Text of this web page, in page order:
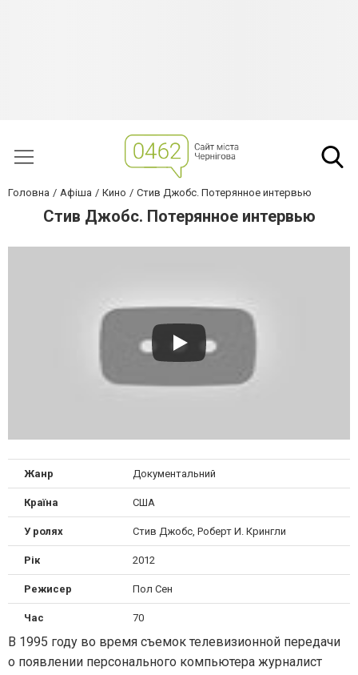
Головна Афіша Кино Стив Джобс. Потерянное интервью
Стив Джобс. Потерянное интервью
Жанр Документальний
Країна США
У ролях Стив Джобс, Роберт И. Крингли
Рік 2012
Режисер Пол Сен
Час 70
В 1995 году во время съемок телевизионной передачи
о появлении персонального компьютера журналист